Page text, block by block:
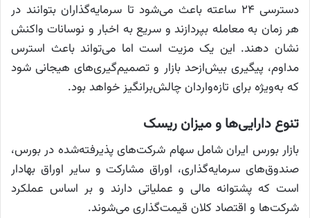
دسترسی ۲۴ ساعته باعث می‌شود تا سرمایه‌گذاران بتوانند در
هر زمان به معامله بپردازند و سریع به اخبار و نوسانات واکنش
نشان دهند. این یک مزیت است اما می‌تواند باعث استرس
مداوم، پیگیری بیش‌ازحد بازار و تصمیم‌گیری‌های هیجانی شود
که به‌ویژه برای تازه‌واردان چالش‌برانگیز خواهد بود.
تنوع دارایی‌ها و میزان ریسک
بازار بورس ایران شامل سهام شرکت‌های پذیرفته‌شده در بورس،
صندوق‌های سرمایه‌گذاری، اوراق مشارکت و سایر اوراق بهادار
است که پشتوانه مالی و عملیاتی دارند و بر اساس عملکرد
شرکت‌ها و اقتصاد کلان قیمت‌گذاری می‌شوند.